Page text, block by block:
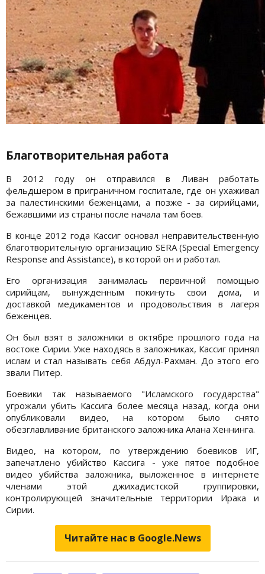
Благотворительная работа
В 2012 году он отправился в Ливан работать
фельдшером в приграничном госпитале, где он ухаживал
за палестинскими беженцами, а позже - за сирийцами,
бежавшими из страны после начала там боев.
В конце 2012 года Кассиг основал неправительственную
благотворительную организацию SERA (Special Emergency
Response and Assistance), в которой он и работал.
Его организация занималась первичной помощью
сирийцам, вынужденным покинуть свои дома, и
доставкой медикаментов и продовольствия в лагеря
беженцев.
Он был взят в заложники в октябре прошлого года на
востоке Сирии. Уже находясь в заложниках, Кассиг принял
ислам и стал называть себя Абдул-Рахман. До этого его
звали Питер.
Боевики так называемого "Исламского государства"
угрожали убить Кассига более месяца назад, когда они
опубликовали видео, на котором было снято
обезглавливание британского заложника Алана Хеннинга.
Видео, на котором, по утверждению боевиков ИГ,
запечатлено убийство Кассига - уже пятое подобное
видео убийства заложника, выложенное в интернете
членами этой джихадистской группировки,
контролирующей значительные территории Ирака и
Сирии.
Читайте нас в Google.News